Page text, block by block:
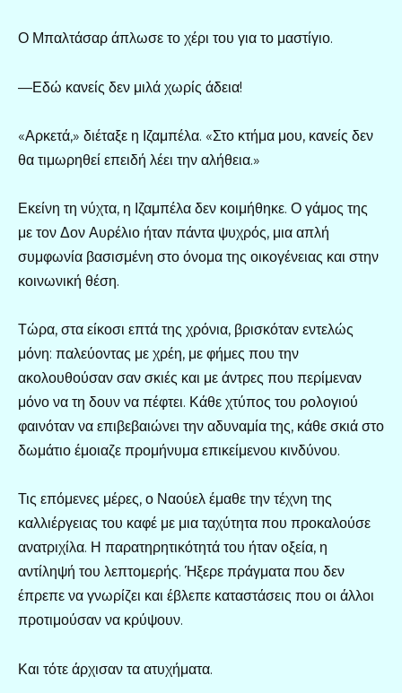
Ο Μπαλτάσαρ άπλωσε το χέρι του για το μαστίγιο.
—Εδώ κανείς δεν μιλά χωρίς άδεια!
«Αρκετά,» διέταξε η Ιζαμπέλα. «Στο κτήμα μου, κανείς δεν
θα τιμωρηθεί επειδή λέει την αλήθεια.»
Εκείνη τη νύχτα, η Ιζαμπέλα δεν κοιμήθηκε. Ο γάμος της
με τον Δον Αυρέλιο ήταν πάντα ψυχρός, μια απλή
συμφωνία βασισμένη στο όνομα της οικογένειας και στην
κοινωνική θέση.
Τώρα, στα είκοσι επτά της χρόνια, βρισκόταν εντελώς
μόνη: παλεύοντας με χρέη, με φήμες που την
ακολουθούσαν σαν σκιές και με άντρες που περίμεναν
μόνο να τη δουν να πέφτει. Κάθε χτύπος του ρολογιού
φαινόταν να επιβεβαιώνει την αδυναμία της, κάθε σκιά στο
δωμάτιο έμοιαζε προμήνυμα επικείμενου κινδύνου.
Τις επόμενες μέρες, ο Ναούελ έμαθε την τέχνη της
καλλιέργειας του καφέ με μια ταχύτητα που προκαλούσε
ανατριχίλα. Η παρατηρητικότητά του ήταν οξεία, η
αντίληψή του λεπτομερής. Ήξερε πράγματα που δεν
έπρεπε να γνωρίζει και έβλεπε καταστάσεις που οι άλλοι
προτιμούσαν να κρύψουν.
Και τότε άρχισαν τα ατυχήματα.